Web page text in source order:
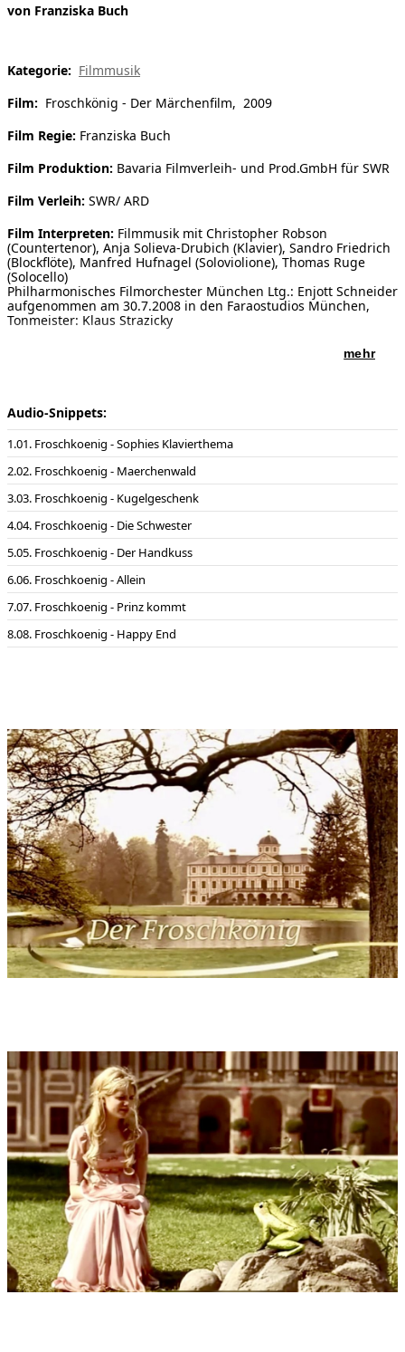
english
Audio-Snippets:
01. Froschkoenig - Sophies Klavierthema
02. Froschkoenig - Maerchenwald
03. Froschkoenig - Kugelgeschenk
04. Froschkoenig - Die Schwester
05. Froschkoenig - Der Handkuss
06. Froschkoenig - Allein
07. Froschkoenig - Prinz kommt
08. Froschkoenig - Happy End
von Franziska Buch
Kategorie: Filmmusik
Film: Froschkönig - Der Märchenfilm, 2009
Film Regie: Franziska Buch
Film Produktion: Bavaria Filmverleih- und Prod.GmbH für SWR
Film Verleih: SWR/ ARD
Film Interpreten: Filmmusik mit Christopher Robson
(Countertenor), Anja Solieva-Drubich (Klavier), Sandro Friedrich
(Blockflöte), Manfred Hufnagel (Soloviolione), Thomas Ruge
(Solocello)
Philharmonisches Filmorchester München Ltg.: Enjott Schneider
aufgenommen am 30.7.2008 in den Faraostudios München,
Tonmeister: Klaus Strazicky
mehr